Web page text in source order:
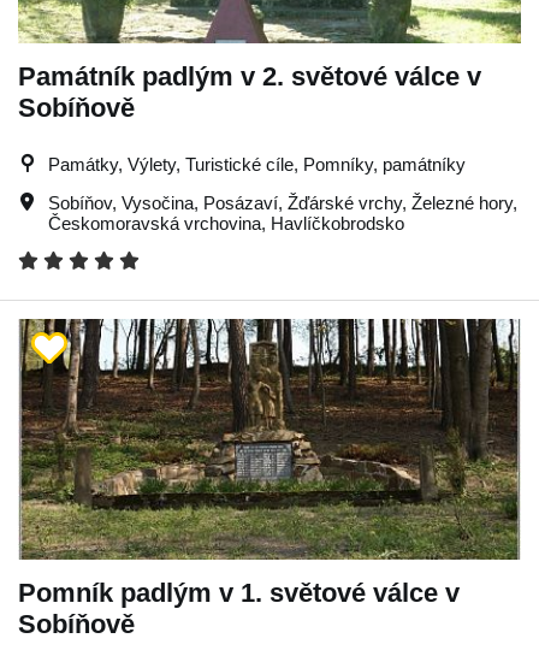
Památník padlým v 2. světové válce v
Sobíňově
Památky, Výlety, Turistické cíle, Pomníky, památníky
Sobíňov, Vysočina, Posázaví, Žďárské vrchy, Železné hory,
Českomoravská vrchovina, Havlíčkobrodsko
Pomník padlým v 1. světové válce v
Sobíňově